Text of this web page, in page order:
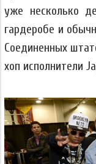
уже несколько
гардеробе и
Соединенных
хоп исполнители